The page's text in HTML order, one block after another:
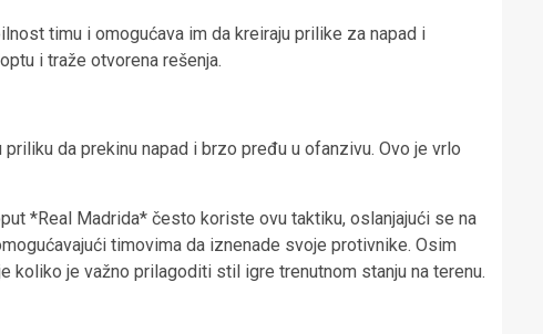
timu i omogućava im da kreiraju prilike za napad i
i traže otvorena rešenja.
da prekinu napad i brzo pređu u ofanzivu. Ovo je vrlo
*Real Madrida* često koriste ovu taktiku, oslanjajući se na
timovima da iznenade svoje protivnike. Osim
je važno prilagoditi stil igre trenutnom stanju na terenu.